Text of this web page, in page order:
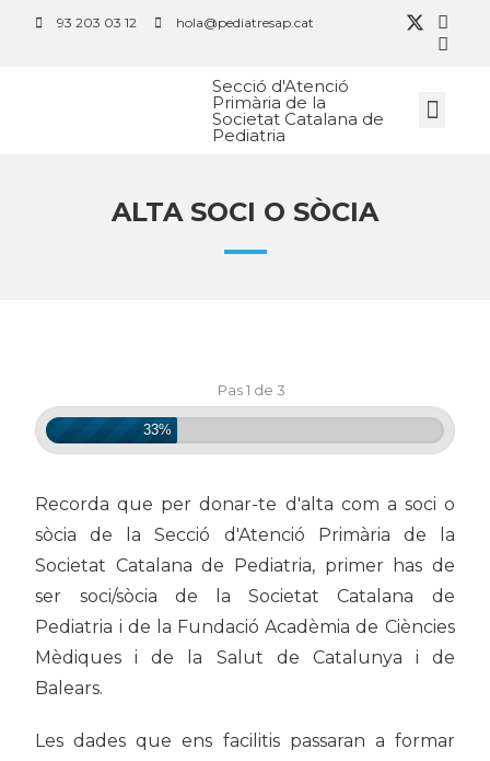
93 203 03 12 hola@pediatresap.cat
Secció d'Atenció
Primària de la
Societat Catalana de
Pediatria
ALTA SOCI O SÒCIA
Pas 1 de 3
33%
Recorda que per donar-te d'alta com a soci o
sòcia de la Secció d'Atenció Primària de la
Societat Catalana de Pediatria, primer has de
ser soci/sòcia de la Societat Catalana de
Pediatria i de la Fundació Acadèmia de Ciències
Mèdiques i de la Salut de Catalunya i de
Balears.
Les dades que ens facilitis passaran a formar